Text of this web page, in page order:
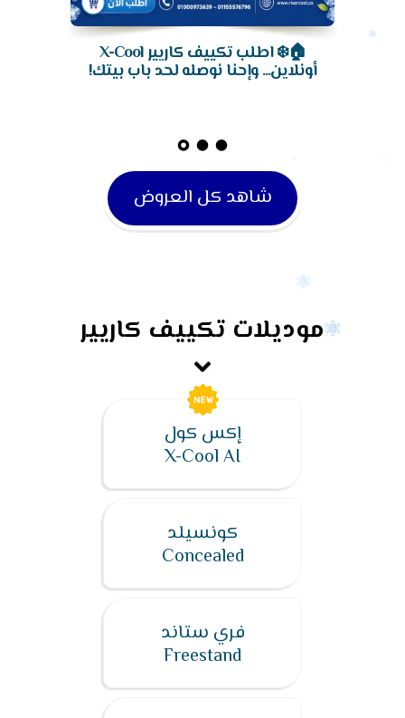
🏠❄️ اطلب تكييف كاريير X-Cool
أونلاين... وإحنا نوصله لحد باب بيتك!
شاهد كل العروض
موديلات تكييف كاريير
إكس كول
X-Cool AI
كونسيلد
Concealed
فري ستاند
Freestand